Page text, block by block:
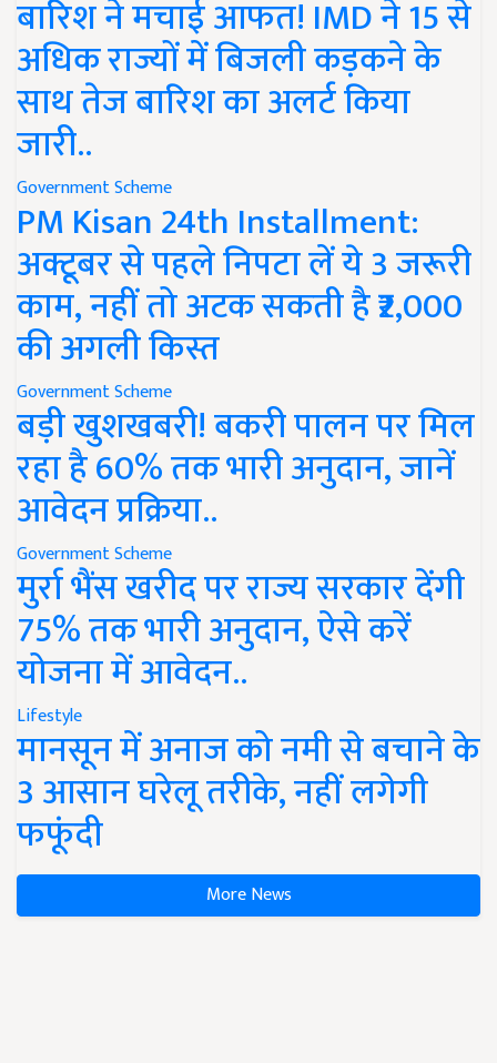
बारिश ने मचाई आफत! IMD ने 15 से
अधिक राज्यों में बिजली कड़कने के
साथ तेज बारिश का अलर्ट किया
जारी..
Government Scheme
PM Kisan 24th Installment:
अक्टूबर से पहले निपटा लें ये 3 जरूरी
काम, नहीं तो अटक सकती है ₹2,000
की अगली किस्त
Government Scheme
बड़ी खुशखबरी! बकरी पालन पर मिल
रहा है 60% तक भारी अनुदान, जानें
आवेदन प्रक्रिया..
Government Scheme
मुर्रा भैंस खरीद पर राज्य सरकार देंगी
75% तक भारी अनुदान, ऐसे करें
योजना में आवेदन..
Lifestyle
मानसून में अनाज को नमी से बचाने के
3 आसान घरेलू तरीके, नहीं लगेगी
फफूंदी
More News